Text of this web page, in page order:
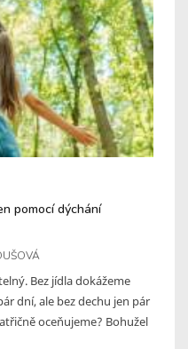
pomocí dýchání
Bez jídla dokážeme
dní, ale bez dechu jen pár
oceňujeme? Bohužel